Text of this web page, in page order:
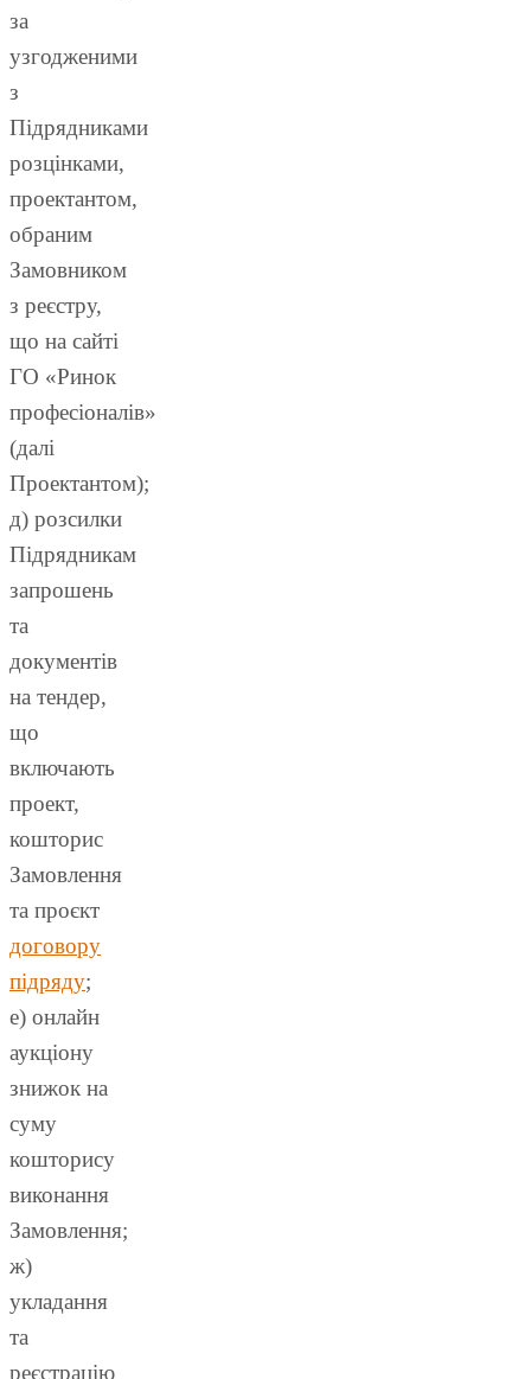
за
узгодженими
з
Підрядниками
розцінками,
проектантом,
обраним
Замовником
з реєстру,
що на сайті
ГО «Ринок
професіоналів»
(далі
Проектантом);
д) розсилки
Підрядникам
запрошень
та
документів
на тендер,
що
включають
проект,
кошторис
Замовлення
та проєкт
договору
підряду;
е) онлайн
аукціону
знижок на
суму
кошторису
виконання
Замовлення;
ж)
укладання
та
реєстрацію